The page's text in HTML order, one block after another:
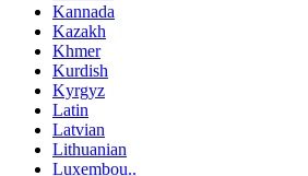
Kannada
Kazakh
Khmer
Kurdish
Kyrgyz
Latin
Latvian
Lithuanian
Luxembou..